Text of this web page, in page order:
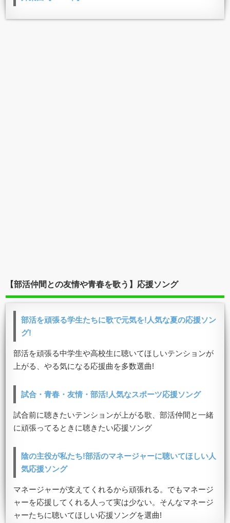
【部活仲間との友情や青春を歌う】応援ソング
部活を頑張る学生たちに歌で元気を!人気な夏の応援ソン
グ!
部活を頑張る中学生や高校生に聴いてほしいテンションが
上がる、やる気になる応援曲を多数選曲!
試合・青春・友情・部活!人気なスポーツ応援ソング
試合前に聴きたいテンションが上がる歌、部活仲間と一緒
に頑張ってるときに聴きたい応援ソング
陰の主役が私たち!部活のマネージャーに聴いてほしい人
気応援ソング
マネージャーが支えてくれるから頑張れる。でもマネージ
ャーを応援してくれる人って実は少ない。そんなマネージ
ャーたちに聴いてほしい応援ソングを選曲!